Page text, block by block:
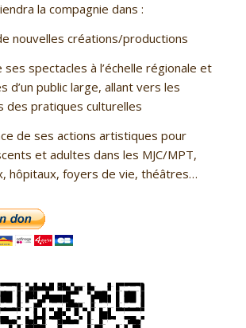
la compagnie dans :
nouvelles créations/productions
ses spectacles à l’échelle régionale et
d’un public large, allant vers les
des pratiques culturelles
de ses actions artistiques pour
et adultes dans les MJC/MPT,
hôpitaux, foyers de vie, théâtres…